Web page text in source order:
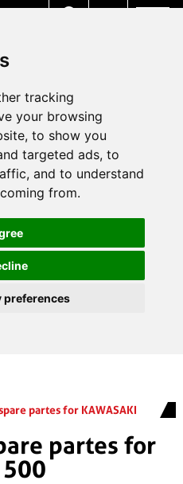
tracking
your browsing
to show you
targeted ads, to
and to understand
from.
preferences
partes for KAWASAKI
partes for
500